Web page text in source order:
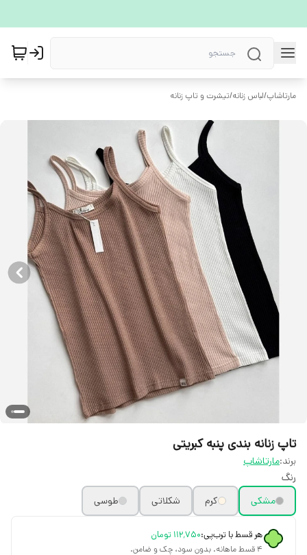
مارتاشاپ/لباس زنانه/تیشرت و تاپ زنانه
تاپ زنانه بندی پنبه کبریتی
برند:مارتاشاپ
رنگ
مشکی
کرم شکلاتی طوسی
هر قسط با ترب‌پی:۱۱۲٬۷۵۰ تومان
۴ قسط ماهانه. بدون سود، چک و ضامن.